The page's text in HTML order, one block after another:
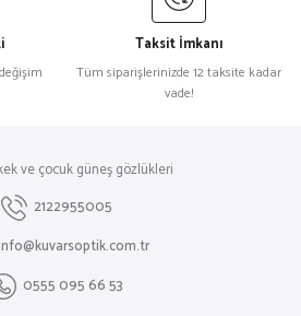
Taksit İmkanı
Tüm siparişlerinizde 12 taksite kadar
vade!
ve çocuk güneş gözlükleri
2122955005
0555 095 66 53